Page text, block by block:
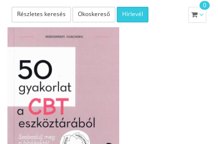
Részletes keresés Okoskereső Hírlevél
0